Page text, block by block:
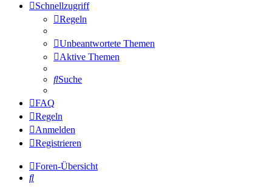
Schnellzugriff
Regeln
Unbeantwortete Themen
Aktive Themen
Suche
FAQ
Regeln
Anmelden
Registrieren
Foren-Übersicht
Suche